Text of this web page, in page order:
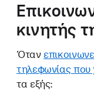
κινητής
Όταν
τηλεφωνίας που
τα εξής: